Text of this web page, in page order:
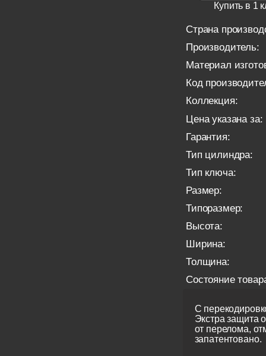
Купить в 1
Страна
Производитель:
Материал
Код
Коллекция:
Цена указана за:
Гарантия:
Тип цилиндра:
Тип ключа:
Размер:
Типоразмер:
Высота:
Ширина:
Толщина:
Состояние
С
Экстра защита
от перелома,
запатентовано.